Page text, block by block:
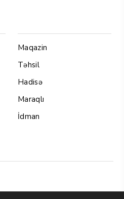
Maqazin
Təhsil
Hadisə
Maraqlı
İdman